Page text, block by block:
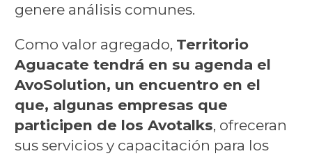
genere análisis comunes.
Como valor agregado, Territorio
Aguacate tendrá en su agenda el
AvoSolution, un encuentro en el
que, algunas empresas que
participen de los Avotalks, ofreceran
sus servicios y capacitación para los